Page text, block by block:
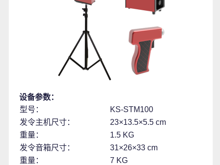
设备参数：
型号：
KS-STM100
发令主机尺寸：
23×13.5×5.5 cm
重量：
1.5 KG
发令音箱尺寸：
31×26×33 cm
重量：
7 KG